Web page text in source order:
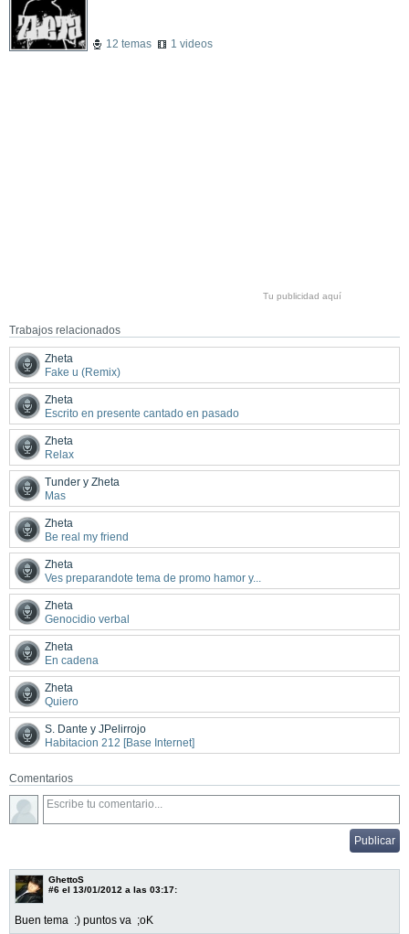
12 temas 1 videos
Tu publicidad aquí
Trabajos relacionados
Zheta
Fake u (Remix)
Zheta
Escrito en presente cantado en pasado
Zheta
Relax
Tunder y Zheta
Mas
Zheta
Be real my friend
Zheta
Ves preparandote tema de promo hamor y...
Zheta
Genocidio verbal
Zheta
En cadena
Zheta
Quiero
S. Dante y JPelirrojo
Habitacion 212 [Base Internet]
Comentarios
GhettoS
#6 el 13/01/2012 a las 03:17:
Buen tema :) puntos va ;oK